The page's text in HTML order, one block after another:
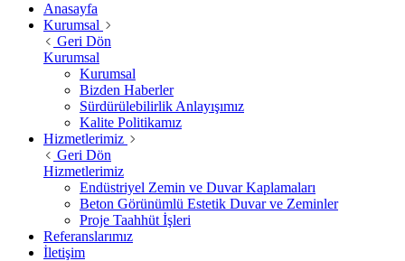
Anasayfa
Kurumsal
Geri Dön
Kurumsal
Kurumsal
Bizden Haberler
Sürdürülebilirlik Anlayışımız
Kalite Politikamız
Hizmetlerimiz
Geri Dön
Hizmetlerimiz
Endüstriyel Zemin ve Duvar Kaplamaları
Beton Görünümlü Estetik Duvar ve Zeminler
Proje Taahhüt İşleri
Referanslarımız
İletişim